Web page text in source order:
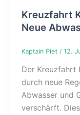
Kreuzfahrt
Neue
Kaptain Piet / 12.
Der Kreuzfahrt
durch neue
Abwasser und
verschärft.